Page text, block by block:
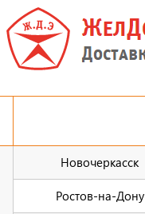
Новочеркасск
Ростов-на-Дону